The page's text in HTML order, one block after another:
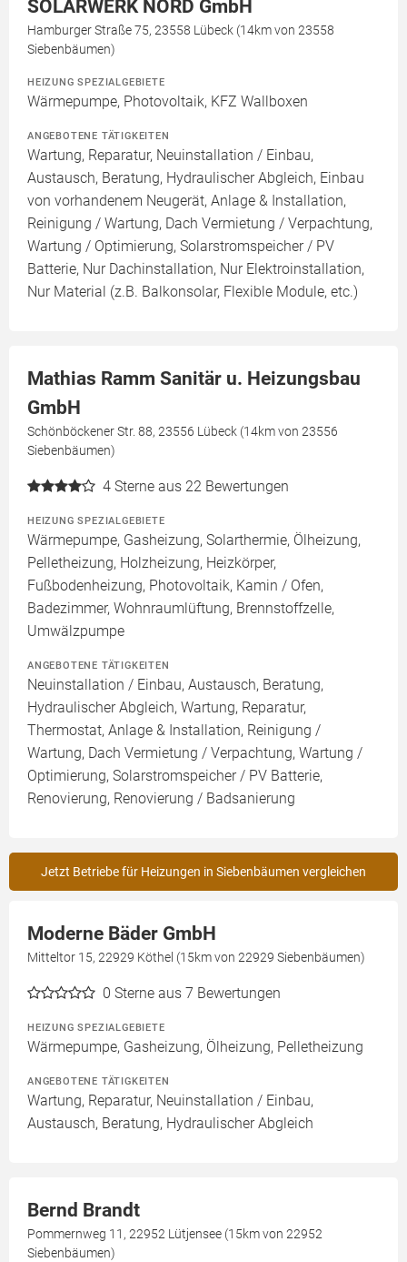
SOLARWERK NORD GmbH
Hamburger Straße 75, 23558 Lübeck (14km von 23558
Siebenbäumen)
HEIZUNG SPEZIALGEBIETE
Wärmepumpe, Photovoltaik, KFZ Wallboxen
ANGEBOTENE TÄTIGKEITEN
Wartung, Reparatur, Neuinstallation / Einbau,
Austausch, Beratung, Hydraulischer Abgleich, Einbau
von vorhandenem Neugerät, Anlage & Installation,
Reinigung / Wartung, Dach Vermietung / Verpachtung,
Wartung / Optimierung, Solarstromspeicher / PV
Batterie, Nur Dachinstallation, Nur Elektroinstallation,
Nur Material (z.B. Balkonsolar, Flexible Module, etc.)
Mathias Ramm Sanitär u. Heizungsbau
GmbH
Schönböckener Str. 88, 23556 Lübeck (14km von 23556
Siebenbäumen)
4 Sterne aus 22 Bewertungen
HEIZUNG SPEZIALGEBIETE
Wärmepumpe, Gasheizung, Solarthermie, Ölheizung,
Pelletheizung, Holzheizung, Heizkörper,
Fußbodenheizung, Photovoltaik, Kamin / Ofen,
Badezimmer, Wohnraumlüftung, Brennstoffzelle,
Umwälzpumpe
ANGEBOTENE TÄTIGKEITEN
Neuinstallation / Einbau, Austausch, Beratung,
Hydraulischer Abgleich, Wartung, Reparatur,
Thermostat, Anlage & Installation, Reinigung /
Wartung, Dach Vermietung / Verpachtung, Wartung /
Optimierung, Solarstromspeicher / PV Batterie,
Renovierung, Renovierung / Badsanierung
Jetzt Betriebe für Heizungen in Siebenbäumen vergleichen
Moderne Bäder GmbH
Mitteltor 15, 22929 Köthel (15km von 22929 Siebenbäumen)
0 Sterne aus 7 Bewertungen
HEIZUNG SPEZIALGEBIETE
Wärmepumpe, Gasheizung, Ölheizung, Pelletheizung
ANGEBOTENE TÄTIGKEITEN
Wartung, Reparatur, Neuinstallation / Einbau,
Austausch, Beratung, Hydraulischer Abgleich
Bernd Brandt
Pommernweg 11, 22952 Lütjensee (15km von 22952
Siebenbäumen)